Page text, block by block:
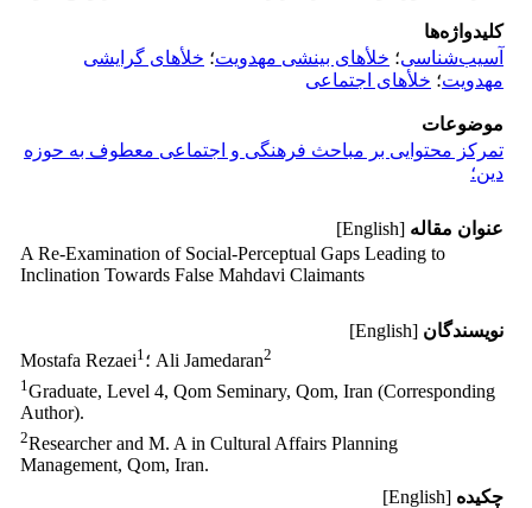
کلیدواژه‌ها
آسیب‌‌شناسی؛ خلأهای بینشی مهدویت؛ خلأهای گرایشی
مهدویت؛ خلأهای اجتماعی
موضوعات
تمرکز محتوایی بر مباحث فرهنگی و اجتماعی معطوف به حوزه
دین؛
عنوان مقاله [English]
A Re-Examination of Social-Perceptual Gaps Leading to
Inclination Towards False Mahdavi Claimants
نویسندگان [English]
Mostafa Rezaei1 ؛ Ali Jamedaran2
1 Graduate, Level 4, Qom Seminary, Qom, Iran (Corresponding
Author).
2Researcher and M. A in Cultural Affairs Planning
Management, Qom, Iran.
چکیده [English]